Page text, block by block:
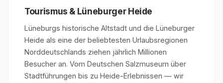
Tourismus & Lüneburger Heide
Lüneburgs historische Altstadt und die Lüneburger
Heide als eine der beliebtesten Urlaubsregionen
Norddeutschlands ziehen jährlich Millionen
Besucher an. Vom Deutschen Salzmuseum über
Stadtführungen bis zu Heide-Erlebnissen — wir